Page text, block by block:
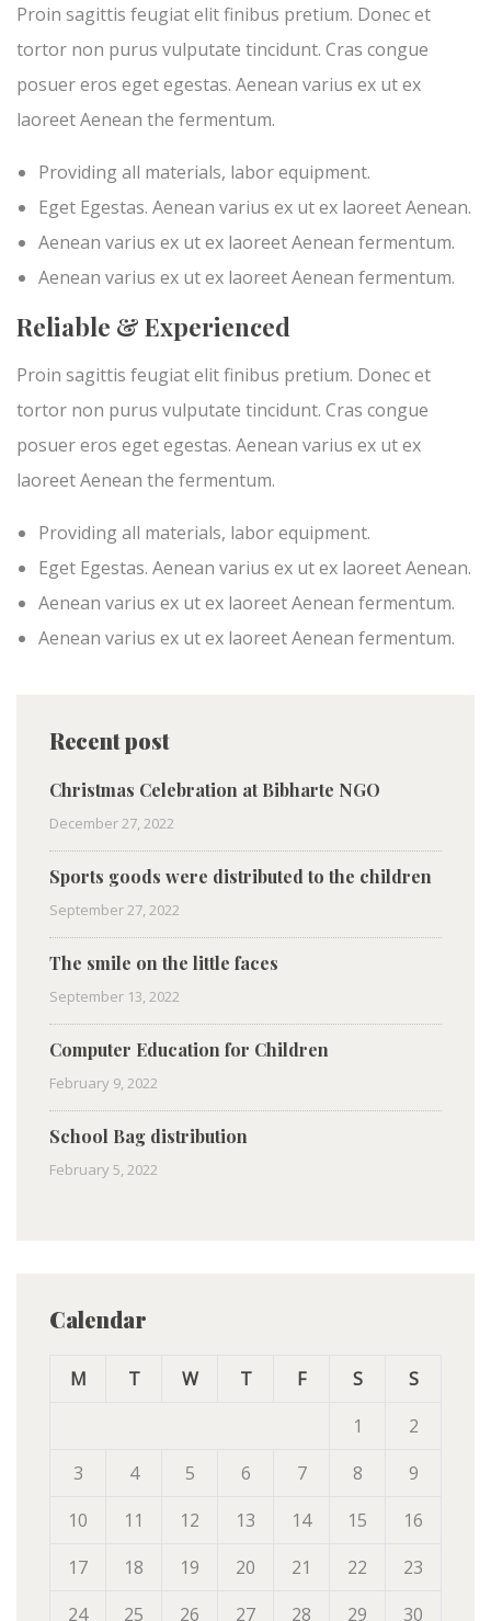
Proin sagittis feugiat elit finibus pretium. Donec et
tortor non purus vulputate tincidunt. Cras congue
posuer eros eget egestas. Aenean varius ex ut ex
laoreet Aenean the fermentum.
Providing all materials, labor equipment.
Eget Egestas. Aenean varius ex ut ex laoreet Aenean.
Aenean varius ex ut ex laoreet Aenean fermentum.
Aenean varius ex ut ex laoreet Aenean fermentum.
Reliable & Experienced
Proin sagittis feugiat elit finibus pretium. Donec et
tortor non purus vulputate tincidunt. Cras congue
posuer eros eget egestas. Aenean varius ex ut ex
laoreet Aenean the fermentum.
Providing all materials, labor equipment.
Eget Egestas. Aenean varius ex ut ex laoreet Aenean.
Aenean varius ex ut ex laoreet Aenean fermentum.
Aenean varius ex ut ex laoreet Aenean fermentum.
Recent post
Christmas Celebration at Bibharte NGO
December 27, 2022
Sports goods were distributed to the children
September 27, 2022
The smile on the little faces
September 13, 2022
Computer Education for Children
February 9, 2022
School Bag distribution
February 5, 2022
Calendar
M T W T F S
S
1
2
3
4 5 6 7 8
9
10
11 12 13 14 15
16
17
18 19 20 21 22
23
24
25 26 27 28 29 30